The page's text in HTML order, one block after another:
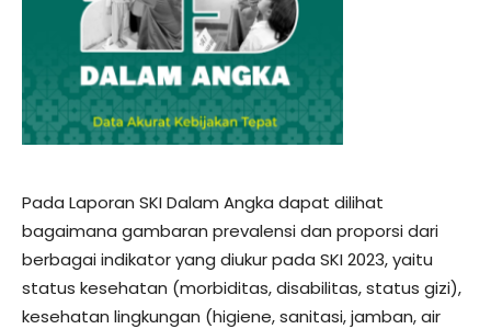
Pada Laporan SKI Dalam Angka dapat dilihat
bagaimana gambaran prevalensi dan proporsi dari
berbagai indikator yang diukur pada SKI 2023, yaitu
status kesehatan (morbiditas, disabilitas, status gizi),
kesehatan lingkungan (higiene, sanitasi, jamban, air